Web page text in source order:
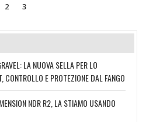
2 3
LA NUOVA SELLA PER LO
CONTROLLO E PROTEZIONE DAL FANGO
NDR R2, LA STIAMO USANDO